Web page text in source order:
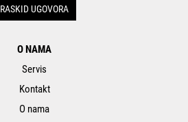
RASKID UGOVORA
O NAMA
Servis
Kontakt
O nama